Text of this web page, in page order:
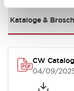
Kataloge &
CW Catalog
04/09/